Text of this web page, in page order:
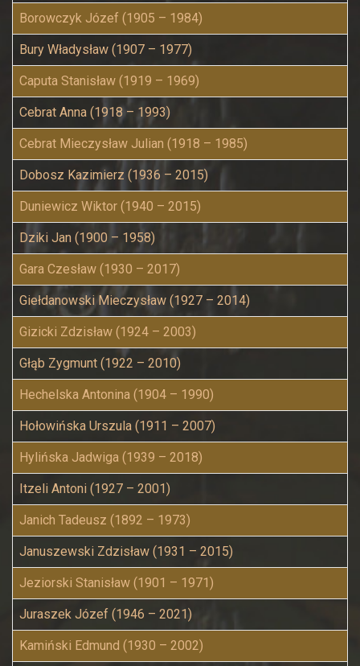
Borowczyk Józef (1905 – 1984)
Bury Władysław (1907 – 1977)
Caputa Stanisław (1919 – 1969)
Cebrat Anna (1918 – 1993)
Cebrat Mieczysław Julian (1918 – 1985)
Dobosz Kazimierz (1936 – 2015)
Duniewicz Wiktor (1940 – 2015)
Dziki Jan (1900 – 1958)
Gara Czesław (1930 – 2017)
Giełdanowski Mieczysław (1927 – 2014)
Gizicki Zdzisław (1924 – 2003)
Głąb Zygmunt (1922 – 2010)
Hechelska Antonina (1904 – 1990)
Hołowińska Urszula (1911 – 2007)
Hylińska Jadwiga (1939 – 2018)
Itzeli Antoni (1927 – 2001)
Janich Tadeusz (1892 – 1973)
Januszewski Zdzisław (1931 – 2015)
Jeziorski Stanisław (1901 – 1971)
Juraszek Józef (1946 – 2021)
Kamiński Edmund (1930 – 2002)